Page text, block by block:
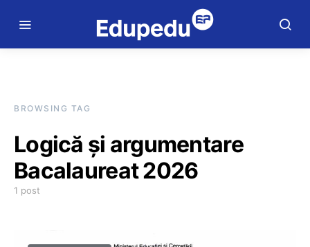
BROWSING TAG
Logică și argumentare
Bacalaureat 2026
1 post